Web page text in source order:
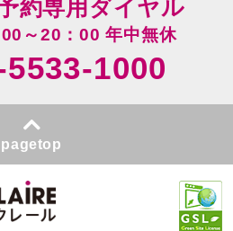
約専用ダイヤル
～20：00 年中無休
5533-1000
pagetop